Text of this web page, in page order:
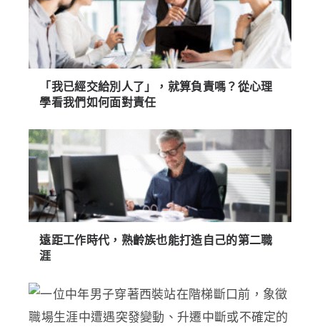
「我已經交給別人了」，就算負責嗎？從心理
學看我們如何面對責任
遠距工作時代，熟齡族也能打造自己的第二職
涯